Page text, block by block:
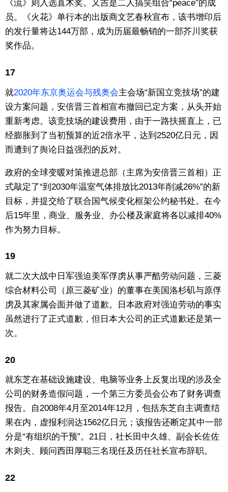
《流》则入选直木奖。又吉是二人搞笑组合“peace”的成
员。《火花》单行本的出版商文艺春秋宣布，该书增印后
的发行量将达144万部，成为历届最畅销的一部芥川奖获
奖作品。
17
就2020年东京奥运会与残奥会主会场“新国立竞技场”的建
设方案问题，安倍晋三首相宣布撤回已定方案，从头开始
重新考虑。该竞技场的建设费用，由于一路扶摇直上，已
经膨胀到了当初预算的近2倍水平，达到2520亿日元，因
而遭到了舆论日益强烈的反对。
政府的全球变暖对策推进总部（主席为安倍晋三首相）正
式敲定了“到2030年温室气体排放比2013年削减26%”的新
目标，并提交给了联合国气候变化框架公约秘书处。在今
后15年里，商业、服务业、办公楼及家庭将各以减排40%
作为努力目标。
19
就二次大战中日军强迫美军俘虏从事严酷劳动问题，三菱
综合材料公司（原三菱矿业）的董事在美国洛杉矶与原俘
虏及其家属会面并做了道歉。日本政府对强迫劳动的事实
虽然进行了正式道歉，但日本大公司的正式道歉还是第一
次。
20
就东芝在基础设施建设、电脑等业务上反复出现的涉及全
公司的财务造假问题，一个第三方委员会公布了财务调查
报告。自2008年4月至2014年12月，包括东芝自主调查结
果在内，虚报利润达1562亿日元；该报告还断定其中一部
分是“有组织的干预”。21日，社长田中久雄、副会长佐佐
木则夫、顾问西田厚聪三名现任及历任社长宣布辞职。
22